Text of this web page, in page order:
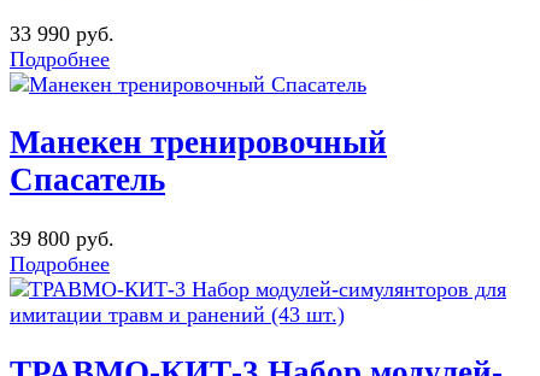
33 990 руб.
Подробнее
Манекен тренировочный
Спасатель
39 800 руб.
Подробнее